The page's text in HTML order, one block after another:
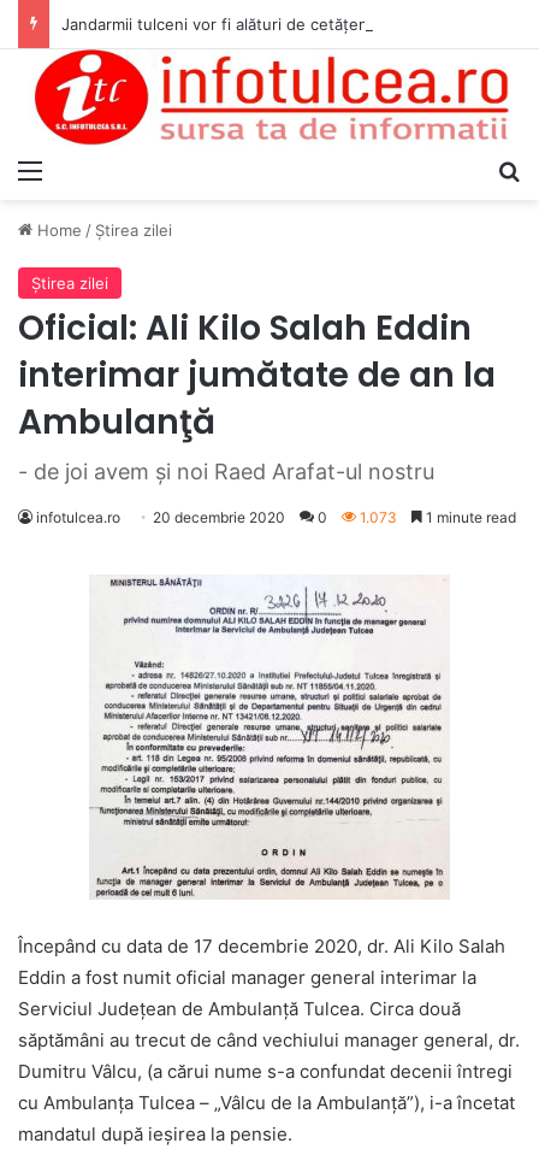
Home / Ştirea zilei
Ştirea zilei
Oficial: Ali Kilo Salah Eddin
interimar jumătate de an la
Ambulanţă
- de joi avem şi noi Raed Arafat-ul nostru
infotulcea.ro 20 decembrie 2020 0 1.073 1 minute read
Începând cu data de 17 decembrie 2020, dr. Ali Kilo Salah
Eddin a fost numit oficial manager general interimar la
Serviciul Judeţean de Ambulanţă Tulcea. Circa două
săptămâni au trecut de când vechiului manager general, dr.
Dumitru Vâlcu, (a cărui nume s-a confundat decenii întregi
cu Ambulanţa Tulcea – „Vâlcu de la Ambulanţă”), i-a încetat
mandatul după ieşirea la pensie.